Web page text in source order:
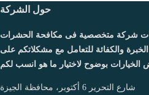
حول الشركة
شركة متخصصية فى مكافحة الحشرات
نعمل منذ عام 2005 لدينا الخبرة والكفائة للتعامل مع مشكلاتكم على
الخيارات بوضوح لاختيار ما هو انسب لكم
شارع التحرير 6 أكتوبر، محافظة الجيزة